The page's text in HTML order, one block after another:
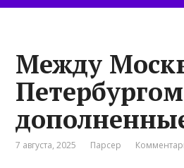
Между
7 августа, 2025 Парсер